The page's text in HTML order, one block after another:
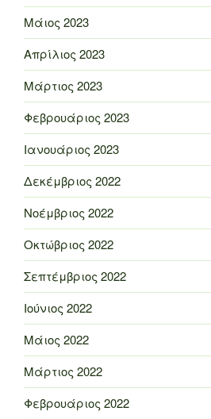
Μάιος 2023
Απρίλιος 2023
Μάρτιος 2023
Φεβρουάριος 2023
Ιανουάριος 2023
Δεκέμβριος 2022
Νοέμβριος 2022
Οκτώβριος 2022
Σεπτέμβριος 2022
Ιούνιος 2022
Μάιος 2022
Μάρτιος 2022
Φεβρουάριος 2022